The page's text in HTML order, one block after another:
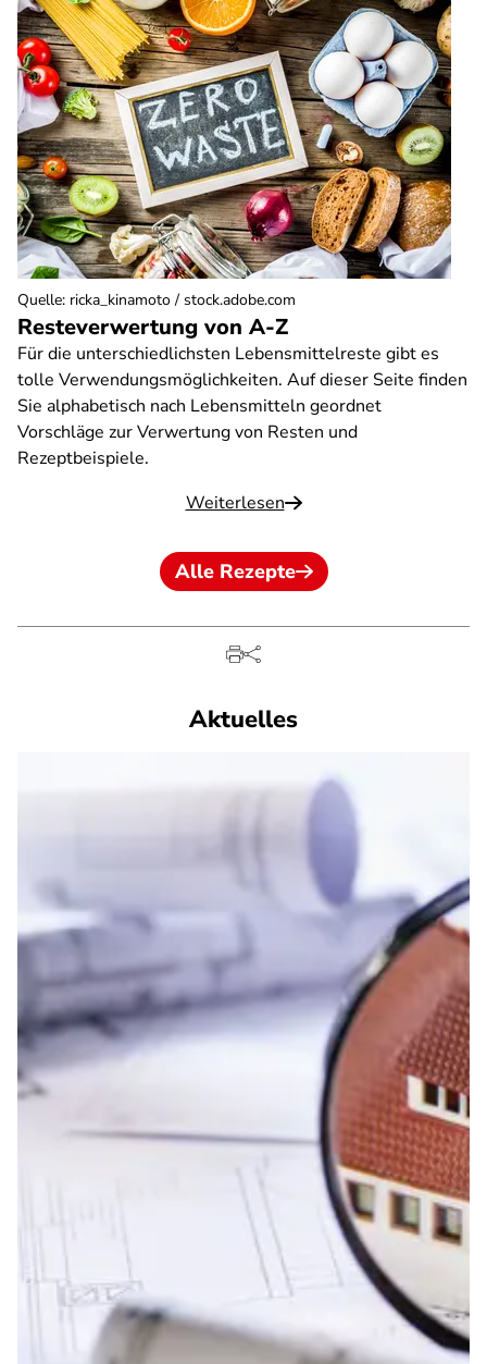
Resteverwertung von A-Z
Für die unterschiedlichsten Lebensmittelreste gibt es
tolle Verwendungsmöglichkeiten. Auf dieser Seite finden
Sie alphabetisch nach Lebensmitteln geordnet
Vorschläge zur Verwertung von Resten und
Rezeptbeispiele.
Weiterlesen
Quelle: ricka_kinamoto / stock.adobe.com
Alle Rezepte
Aktuelles